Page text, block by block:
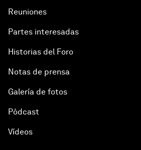
Reuniones
Partes interesadas
Historias del Foro
Notas de prensa
Galería de fotos
Pódcast
Vídeos